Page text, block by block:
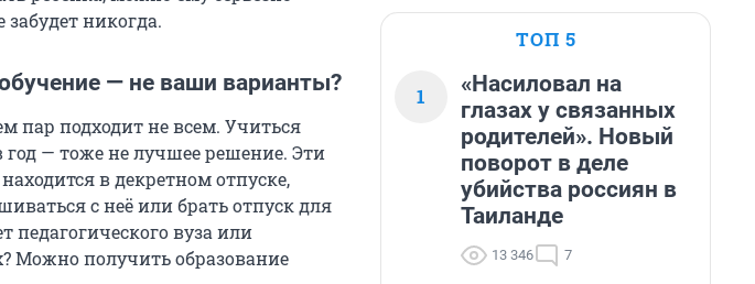
никогда.
— не ваши варианты?
пар подходит не всем. Учиться
год — тоже не лучшее решение. Эти
в декретном отпуске,
с неё или брать отпуск для
педагогического вуза или
Можно получить образование
ТОП 5
1
«Насиловал на
глазах у связанных
родителей». Новый
поворот в деле
убийства россиян в
Таиланде
13 346 7